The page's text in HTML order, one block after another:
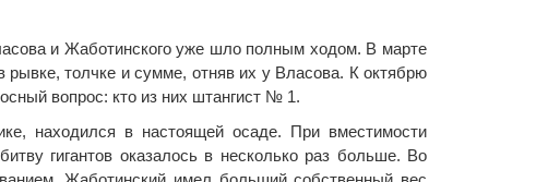
и Жаботинского уже шло полным ходом. В марте
толчке и сумме, отняв их у Власова. К октябрю
вопрос: кто из них штангист № 1.
находился в настоящей осаде. При вместимости
гигантов оказалось в несколько раз больше. Во